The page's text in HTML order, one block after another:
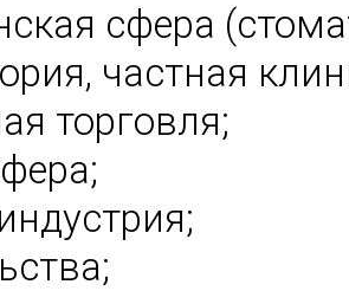
сфера
частная
торговля;